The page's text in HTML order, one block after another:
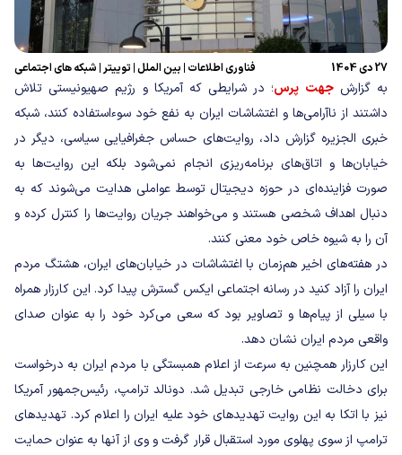
27 دی 1404 فناوری اطلاعات | بین الملل| توییتر| شبکه های اجتماعی
به گزارشجهت پرس؛ در شرایطی که آمریکا و رژیم صهیونیستی تلاش
داشتند از ناآرامی‌ها و اغتشاشات ایران به نفع خود سوءاستفاده کنند، شبکه
خبری الجزیره گزارش داد، روایت‌های حساس جغرافیایی سیاسی، دیگر در
خیابان‌ها و اتاق‌های برنامه‌ریزی انجام نمی‌شود بلکه این روایت‌ها به
صورت فزاینده‌ای در حوزه دیجیتال توسط عواملی هدایت می‌شوند که به
دنبال اهداف شخصی هستند و می‌خواهند جریان روایت‌ها را کنترل کرده و
آن را به شیوه خاص خود معنی کنند.
در هفته‌های اخیر هم‌زمان با اغتشاشات در خیابان‌های ایران، هشتگ مردم
ایران را آزاد کنید در رسانه اجتماعی ایکس گسترش پیدا کرد. این کارزار همراه
با سیلی از پیام‌ها و تصاویر بود که سعی می‌کرد خود را به عنوان صدای
واقعی مردم ایران نشان دهد.
این کارزار همچنین به سرعت از اعلام همبستگی با مردم ایران به درخواست
برای دخالت نظامی خارجی تبدیل شد. دونالد ترامپ، رئیس‌جمهور آمریکا
نیز با اتکا به این روایت تهدیدهای خود علیه ایران را اعلام کرد. تهدیدهای
ترامپ از سوی پهلوی مورد استقبال قرار گرفت و وی از آنها به عنوان حمایت